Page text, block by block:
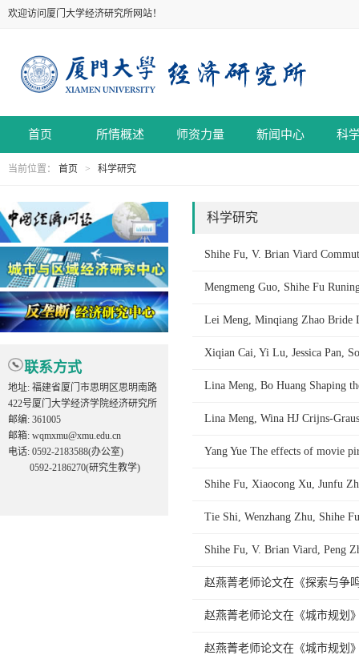
欢迎访问厦门大学经济研究所网站！
首页 所情概述 师资力量 新闻中心 科
当前位置： 首页 > 科学研究
联系方式
地址: 福建省厦门市思明区思明南路
422号厦门大学经济学院经济研究所
邮编: 361005
邮箱: wqmxmu@xmu.edu.cn
电话: 0592-2183588(办公室)
0592-2186270(研究生教学)
科学研究
Shihe Fu, V. Brian Viard
Mengmeng Guo, Shihe Fu
Lei Meng, Minqiang Zhao Bride
Xiqian Cai, Yi Lu, Jessica Pan,
Lina Meng, Bo Huang Shaping
Lina Meng, Wina HJ Crijns-
Yang Yue The effects of movie
Shihe Fu, Xiaocong Xu, Junfu
Tie Shi, Wenzhang Zhu, Shihe
Shihe Fu, V. Brian Viard, Peng
赵燕菁老师论文在《探索与争
赵燕菁老师论文在《城市规划
赵燕菁老师论文在《城市规划